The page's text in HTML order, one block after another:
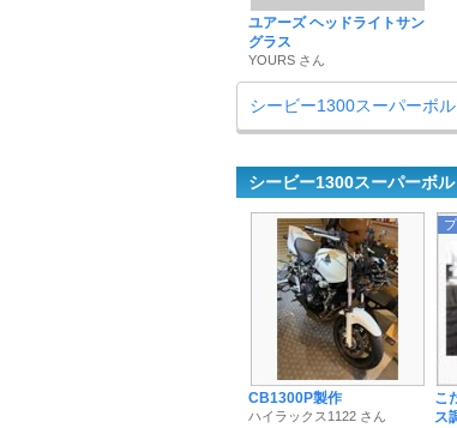
ユアーズ ヘッドライトサン
グラス
YOURS さん
シービー1300スーパーボ
シービー1300スーパーボ
CB1300P製作
ハイラックス1122 さん
こ
ス